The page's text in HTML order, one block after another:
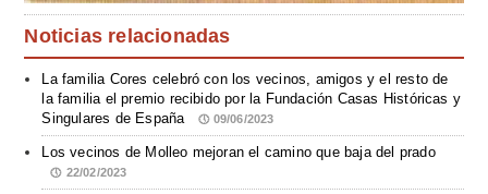
Noticias relacionadas
La familia Cores celebró con los vecinos, amigos y el resto de
la familia el premio recibido por la Fundación Casas Históricas y
Singulares de España
09/06/2023
Los vecinos de Molleo mejoran el camino que baja del prado
22/02/2023